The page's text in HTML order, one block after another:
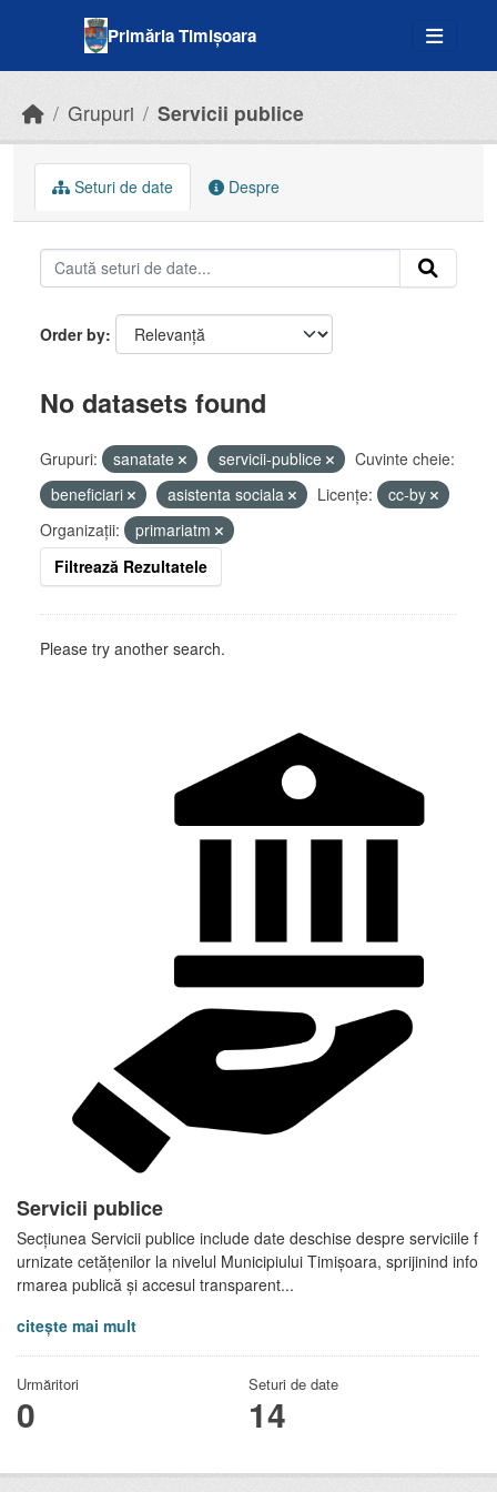
Primăria Timișoara
Grupuri Servicii publice
Servicii publice
Secțiunea Servicii publice include date deschise despre serviciile f
urnizate cetățenilor la nivelul Municipiului Timișoara, sprijinind info
rmarea publică și accesul transparent...
citește mai mult
Urmăritori
0
Seturi de date
14
Seturi de date Despre
Order by
No datasets found
Grupuri: sanatate servicii-publice
Cuvinte cheie:
beneficiari
asistenta sociala Licenţe:
cc-by
Organizații:
primariatm
Filtrează Rezultatele
Please try another search.